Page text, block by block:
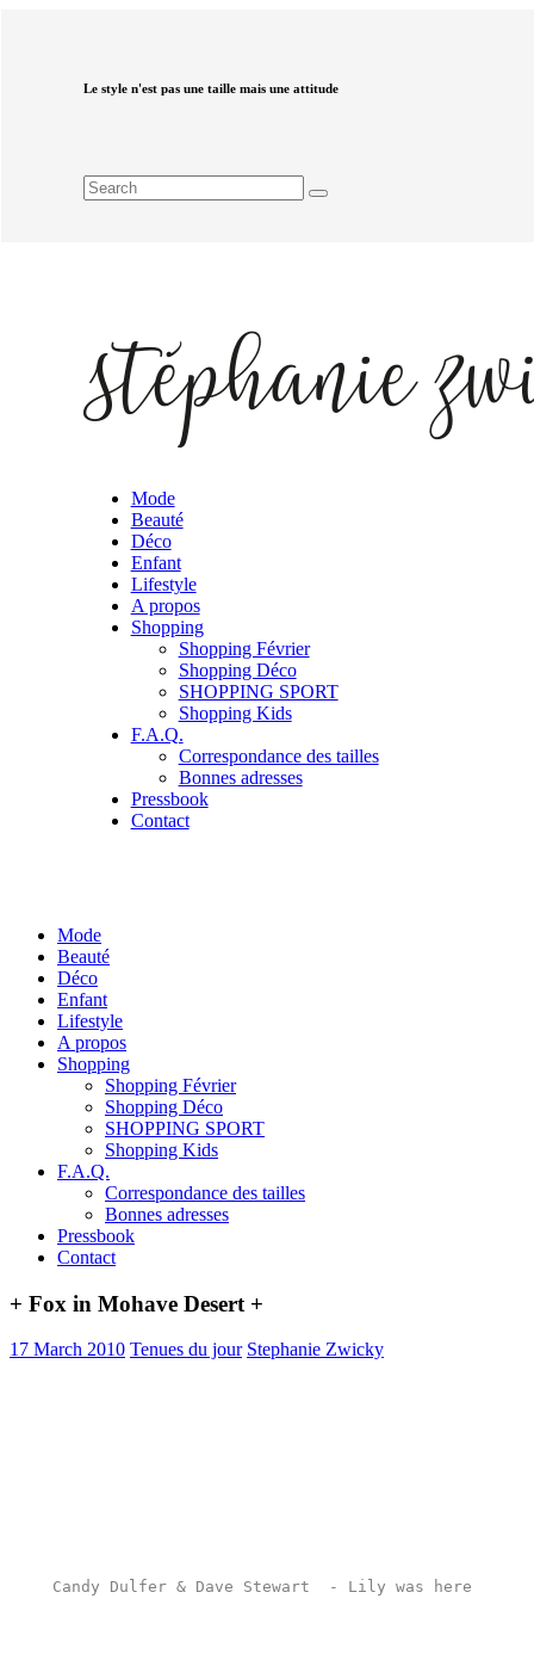
Le style n'est pas une taille mais une attitude
Mode
Beauté
Déco
Enfant
Lifestyle
A propos
Shopping
Shopping Février
Shopping Déco
SHOPPING SPORT
Shopping Kids
F.A.Q.
Correspondance des tailles
Bonnes adresses
Pressbook
Contact
Mode
Beauté
Déco
Enfant
Lifestyle
A propos
Shopping
Shopping Février
Shopping Déco
SHOPPING SPORT
Shopping Kids
F.A.Q.
Correspondance des tailles
Bonnes adresses
Pressbook
Contact
+ Fox in Mohave Desert +
17 March 2010 Tenues du jour Stephanie Zwicky
Candy Dulfer & Dave Stewart  - Lily was here